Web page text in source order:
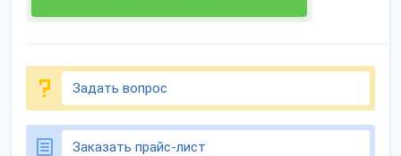
Задать вопрос
Заказать прайс-лист